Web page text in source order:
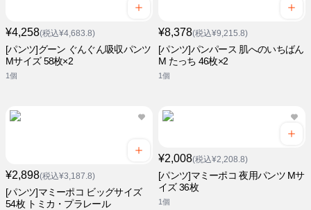
¥4,258(税込¥4,683.8)
[パンツ]グーン ぐんぐん吸収パンツ
Mサイズ 58枚×2
1個
¥8,378(税込¥9,215.8)
[パンツ]パンパース 肌へのいちばん
M たっち 46枚×2
1個
¥2,898(税込¥3,187.8)
[パンツ]マミーポコ ビッグサイズ
54枚 トミカ・プラレール
¥2,008(税込¥2,208.8)
[パンツ]マミーポコ 夜用パンツ Mサ
イズ 36枚
1個